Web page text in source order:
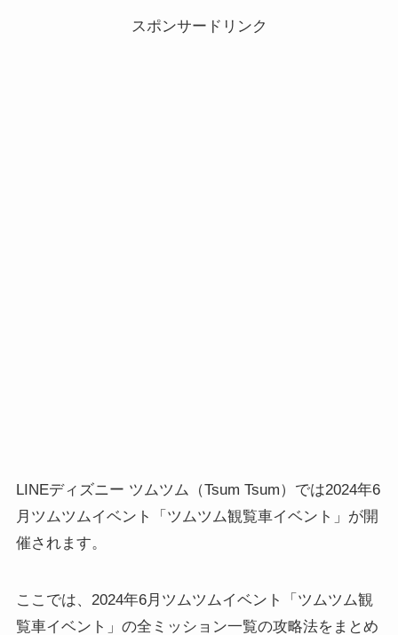
スポンサードリンク
LINEディズニー ツムツム（Tsum Tsum）では2024年6
月ツムツムイベント「ツムツム観覧車イベント」が開
催されます。
ここでは、2024年6月ツムツムイベント「ツムツム観
覧車イベント」の全ミッション一覧の攻略法をまとめ